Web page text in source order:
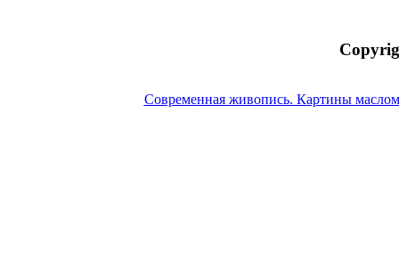
Современная живопись. Картины